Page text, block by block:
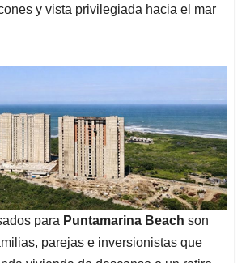
y vista privilegiada hacia el mar
para Puntamarina Beach son
parejas e inversionistas que